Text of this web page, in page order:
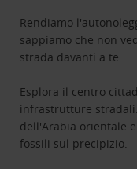
Rendiamo
sappiamo che non
strada davanti a te.
Esplora il centro
infrastrutture
dell'Arabia orientale
fossili sul precipizio.